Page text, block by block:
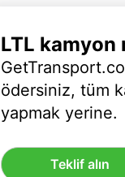
LTL kamyon
ödersiniz, tüm
yapmak yerine.
Teklif alın